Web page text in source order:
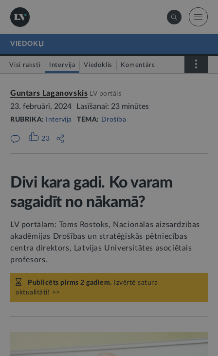
VIEDOKĻI
Visi raksti Intervija Viedoklis Komentārs
Guntars Laganovskis LV portāls
23. februārī, 2024 Lasīšanai: 23 minūtes
RUBRIKA: Intervija TĒMA: Drošība
23
Divi kara gadi. Ko varam
sagaidīt no nākamā?
LV portālam: Toms Rostoks, Nacionālās aizsardzības
akadēmijas Drošības un stratēģiskās pētniecības
centra direktors, Latvijas Universitātes asociētais
profesors.
Publicēts pirms 2 gadiem. Izvērtē satura
aktualitāti! >>